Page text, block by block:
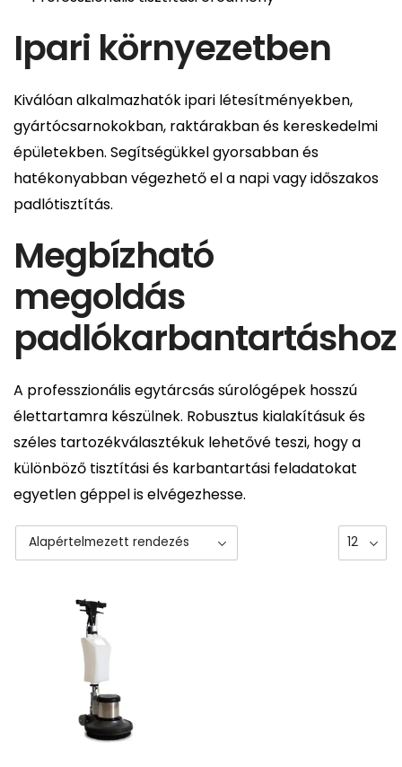
Ipari környezetben
Kiválóan alkalmazhatók ipari létesítményekben,
gyártócsarnokokban, raktárakban és kereskedelmi
épületekben. Segítségükkel gyorsabban és
hatékonyabban végezhető el a napi vagy időszakos
padlótisztítás.
Megbízható
megoldás
padlókarbantartáshoz
A professzionális egytárcsás súrológépek hosszú
élettartamra készülnek. Robusztus kialakításuk és
széles tartozékválasztékuk lehetővé teszi, hogy a
különböző tisztítási és karbantartási feladatokat
egyetlen géppel is elvégezhesse.